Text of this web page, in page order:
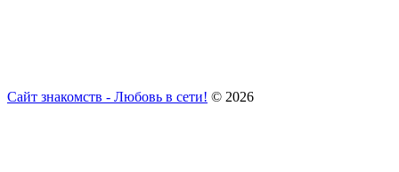
Сайт знакомств - Любовь в сети! © 2026